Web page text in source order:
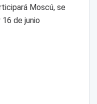
Moscú, se
de junio